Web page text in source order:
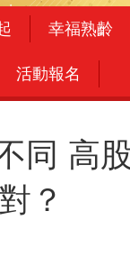
幸福熟齡
活動報名
同 高
？